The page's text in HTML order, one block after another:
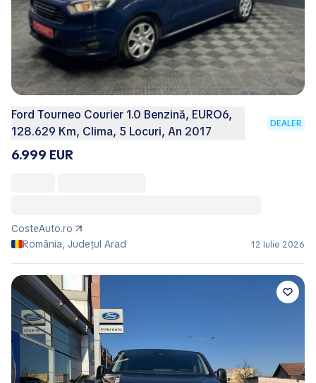
Ford Tourneo Courier 1.0 Benzină, EURO6,
128.629 Km, Clima, 5 Locuri, An 2017
DEALER
6.999 EUR
CosteAuto.ro
România, Județul Arad
12 Iulie 2026